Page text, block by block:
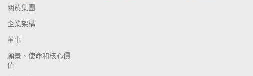
關於集團
企業架構
董事
願景、使命和核心價
值